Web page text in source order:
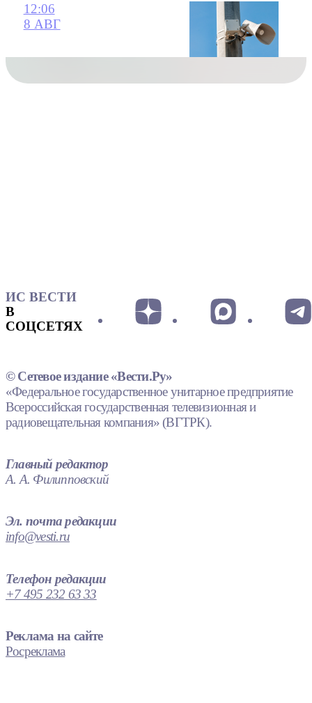
12:06
8 АВГ
ИС ВЕСТИ
В
СОЦСЕТЯХ
© Сетевое издание «Вести.Ру»
«Федеральное государственное унитарное предприятие
Всероссийская государственная телевизионная и
радиовещательная компания» (ВГТРК).
Главный редактор
А. А. Филипповский
Эл. почта редакции
info@vesti.ru
Телефон редакции
+7 495 232 63 33
Реклама на сайте
Росреклама